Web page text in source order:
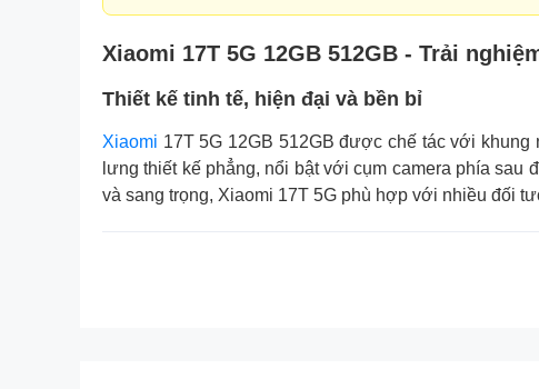
Xiaomi 17T 5G 12GB 512GB - Trải
Thiết kế tinh tế, hiện đại và bền bỉ
Xiaomi 17T 5G 12GB 512GB được chế tác với
lưng thiết kế phẳng, nổi bật với cụm camera phía
và sang trọng, Xiaomi 17T 5G phù hợp với nhiều đối